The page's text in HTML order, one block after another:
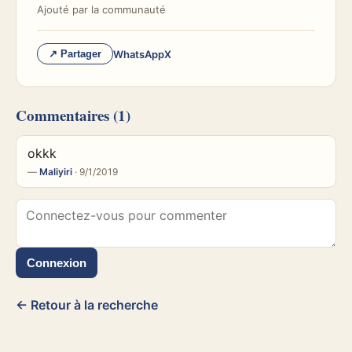
Ajouté par la communauté
↗ Partager WhatsAppX
Commentaires (1)
okkk
— Maliyiri · 9/1/2019
Connexion
← Retour à la recherche